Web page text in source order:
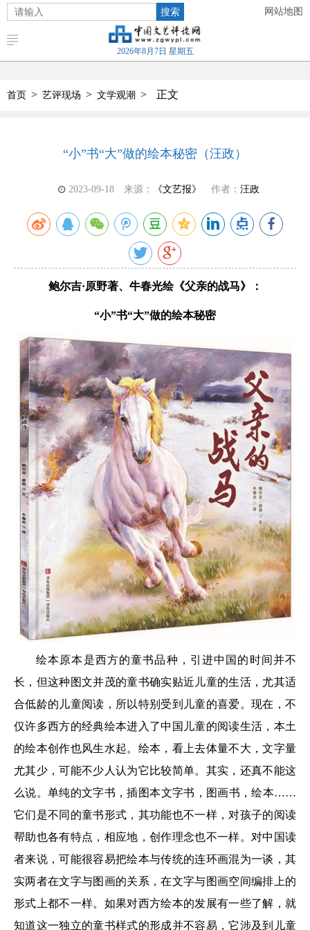
搜索 网站地图
2026年8月7日 星期五
首页 > 艺评现场 > 文学观潮 > 正文
“小”书“大”做的绘本秘密（汪政）
2023-09-18 来源： 《文艺报》 作者： 汪政
鲍尔吉·原野著、牛春光绘《父亲的战马》：
“小”书“大”做的绘本秘密
绘本原本是西方的童书品种，引进中国的时间并不
长，但这种图文并茂的童书确实贴近儿童的生活，尤其适
合低龄的儿童阅读，所以特别受到儿童的喜爱。现在，不
仅许多西方的经典绘本进入了中国儿童的阅读生活，本土
的绘本创作也风生水起。绘本，看上去体量不大，文字量
尤其少，可能不少人认为它比较简单。其实，还真不能这
么说。单纯的文字书，插图本文字书，图画书，绘本……
它们是不同的童书形式，其功能也不一样，对孩子的阅读
帮助也各有特点，相应地，创作理念也不一样。对中国读
者来说，可能很容易把绘本与传统的连环画混为一谈，其
实两者在文字与图画的关系，在文字与图画空间编排上的
形式上都不一样。如果对西方绘本的发展有一些了解，就
知道这一独立的童书样式的形成并不容易，它涉及到儿童